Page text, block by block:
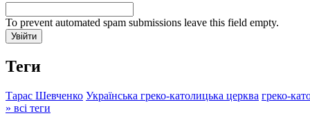
To prevent automated spam submissions leave this field empty.
Теги
Тарас Шевченко Українська греко-католицька церква греко-
» всі теги